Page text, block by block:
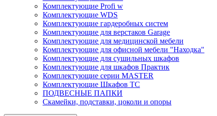
Комплектующие Profi w
Комплектующие WDS
Комплектующие гардеробных систем
Комплектующие для верстаков Garage
Комплектующие для медицинской мебели
Комплектующие для офисной мебели "Находка"
Комплектующие для сушильных шкафов
Комплектующие для шкафов Практик
Комплектующие серии MASTER
Комплектующие Шкафов ТС
ПОДВЕСНЫЕ ПАПКИ
Скамейки, подставки, цоколи и опоры